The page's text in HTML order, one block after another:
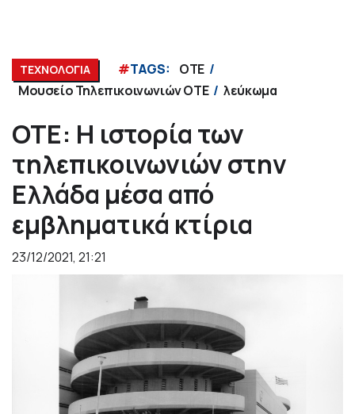
ΤΕΧΝΟΛΟΓΙΑ #TAGS:
ΟΤΕ
Μουσείο Τηλεπικοινωνιών ΟΤΕ
λεύκωμα
ΟΤΕ: Η ιστορία των
τηλεπικοινωνιών στην
Ελλάδα μέσα από
εμβληματικά κτίρια
23/12/2021, 21:21